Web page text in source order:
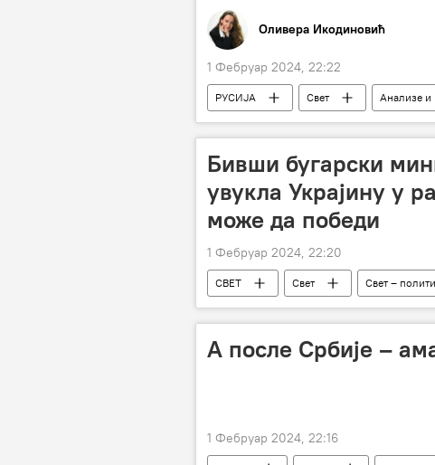
Оливера Икодиновић
1 Фебруар 2024, 22:22
РУСИЈА Свет Анализе
нуклеарно оружје
Велика
Бивши бугарски
увукла Украјину у
може да победи
1 Фебруар 2024, 22:20
СВЕТ Свет Свет –
Украјина
САД
А после Србије –
1 Фебруар 2024, 22:16